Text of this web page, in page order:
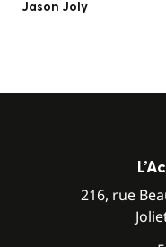
Jason Joly
216, rue